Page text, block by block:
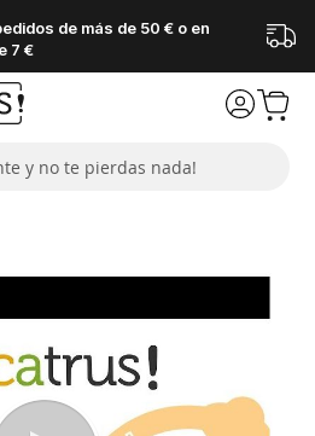
de más de 50 € o en
7 €